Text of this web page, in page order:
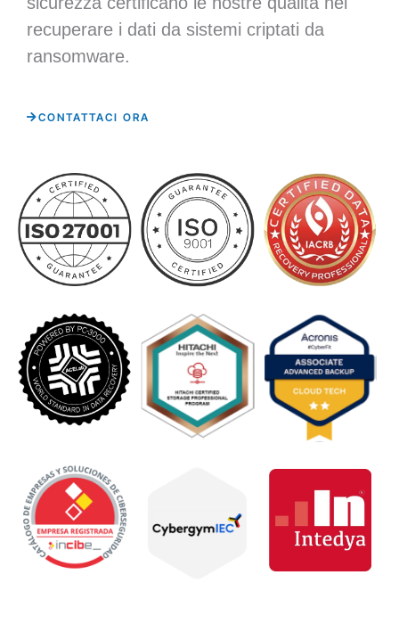
recuperare i dati da sistemi criptati da
ransomware.
CONTATTACI ORA